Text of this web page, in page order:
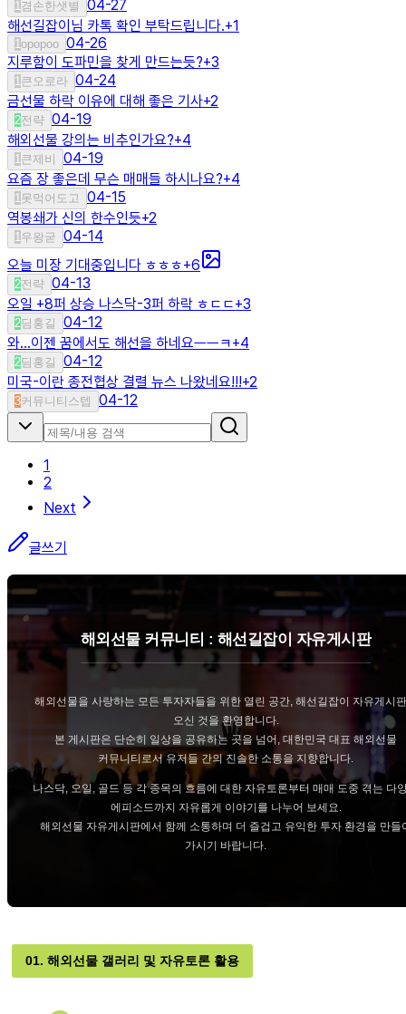
1겸손한샛별
04-27
해선길잡이님 카톡 확인 부탁드립니다.+1
1opopoo 04-26
지루함이 도파민을 찾게 만드는듯?+3
1큰오로라 04-24
금선물 하락 이유에 대해 좋은 기사+2
2전략 04-19
해외선물 강의는 비추인가요?+4
1큰제비
04-19
요즘 장 좋은데 무슨 매매들 하시나요?+4
1못먹어도고 04-15
역봉쇄가 신의 한수인듯+2
1우왕굳 04-14
오늘 미장 기대중입니다 ㅎㅎㅎ+6
2전략 04-13
오일 +8퍼 상승 나스닥-3퍼 하락 ㅎㄷㄷ+3
2딤홍길
04-12
와...이젠 꿈에서도 해선을 하네요ㅡㅡㅋ+4
2딤홍길
04-12
미국-이란 종전협상 결렬 뉴스 나왔네요!!!+2
3커뮤니티스텝 04-12
1
2
Next
글쓰기
해외선물 커뮤니티 : 해선길잡이 자유게시판
해외선물을 사랑하는 모든 투자자들을 위한 열린 공간, 해선길잡이 자유게시
오신 것을 환영합니다.
본 게시판은 단순히 일상을 공유하는 곳을 넘어, 대한민국 대표 해외선물
커뮤니티로서 유저들 간의 진솔한 소통을 지향합니다.
나스닥, 오일, 골드 등 각 종목의 흐름에 대한 자유토론부터 매매 도중 겪는 다
에피소드까지 자유롭게 이야기를 나누어 보세요.
해외선물 자유게시판에서 함께 소통하며 더 즐겁고 유익한 투자 환경을 만들
가시기 바랍니다.
01. 해외선물 갤러리 및 자유토론 활용